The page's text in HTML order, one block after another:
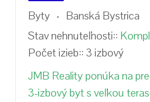
Byty
Banská Bystrica
Stav nehnuteľnosti::
Počet izieb:: 3 izbový
JMB Reality ponúka na
3-izbový byt s veľkou